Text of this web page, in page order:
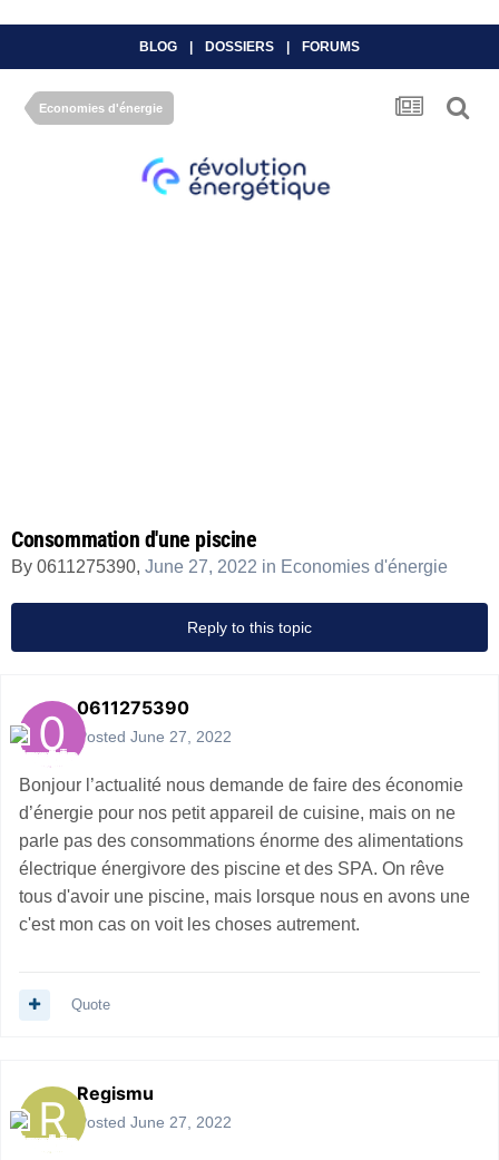
BLOG DOSSIERS FORUMS
Economies d'énergie
Consommation d'une piscine
By 0611275390, June 27, 2022 in Economies d'énergie
Reply to this topic
0611275390
Posted June 27, 2022
Bonjour l’actualité nous demande de faire des économie
d’énergie pour nos petit appareil de cuisine, mais on ne
parle pas des consommations énorme des alimentations
électrique énergivore des piscine et des SPA. On rêve
tous d'avoir une piscine, mais lorsque nous en avons une
c'est mon cas on voit les choses autrement.
Quote
Regismu
Posted June 27, 2022